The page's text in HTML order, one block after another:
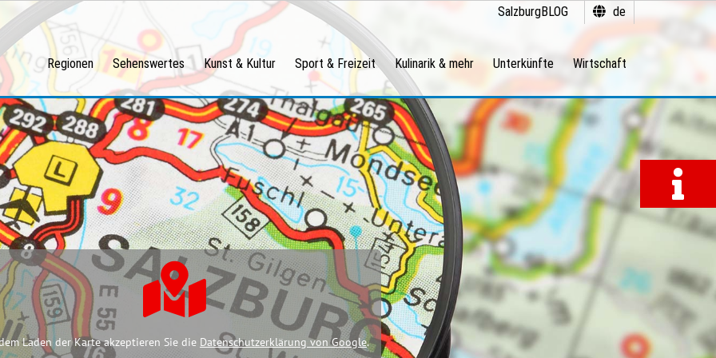
de
SalzburgBLOG
Regionen Sehenswertes Kunst & Kultur Sport & Freizeit Kulinarik & mehr Unterkünfte Wirtschaft
Laden der Karte akzeptieren Sie die Datenschutzerklärung von Google.